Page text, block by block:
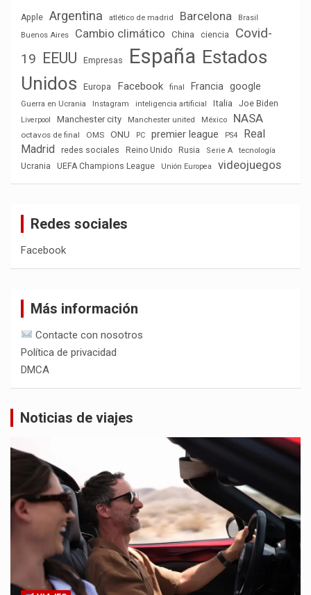
Apple Argentina atlético de madrid Barcelona
Brasil
Buenos Aires
Cambio climático China ciencia
Covid-
19 EEUU Empresas España Estados
Unidos
Europa Facebook final Francia google
Guerra en Ucrania Instagram inteligencia artificial Italia Joe Biden
Liverpool Manchester city Manchester united México NASA
octavos de final OMS ONU PC premier league PS4
Real
Madrid
redes sociales Reino Unido Rusia Serie A
tecnología
Ucrania
UEFA Champions League Unión Europea videojuegos
Redes sociales
Facebook
Más información
Contacte con nosotros
Política de privacidad
DMCA
Noticias de viajes